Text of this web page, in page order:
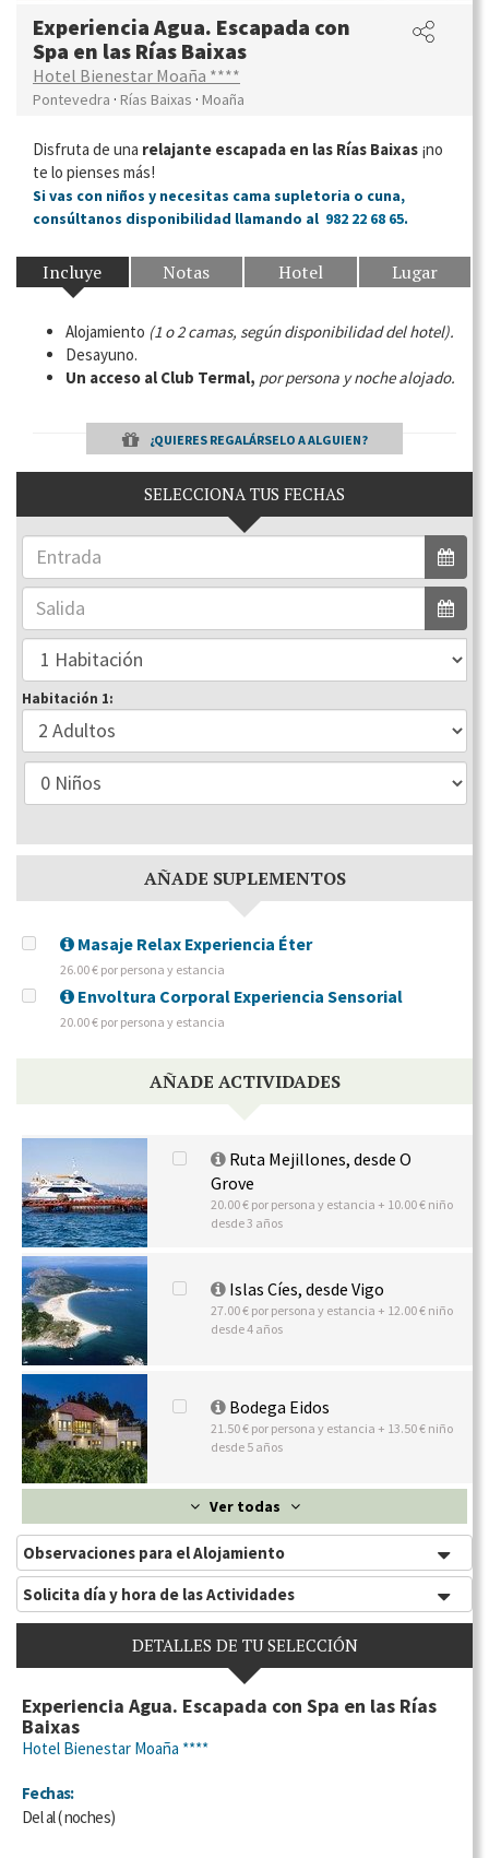
Experiencia Agua. Escapada con
Spa en las Rías Baixas
Hotel Bienestar Moaña ****
Pontevedra · Rías Baixas · Moaña
Disfruta de una relajante escapada en las Rías Baixas ¡no
te lo pienses más!
Si vas con niños y necesitas cama supletoria o cuna,
consúltanos disponibilidad llamando al 982 22 68 65.
Incluye Notas Hotel Lugar
Alojamiento (1 o 2 camas, según disponibilidad del hotel).
Desayuno.
Un acceso al Club Termal, por persona y noche alojado.
¿QUIERES REGALÁRSELO A ALGUIEN?
SELECCIONA TUS FECHAS
Habitación 1:
AÑADE SUPLEMENTOS
Masaje Relax Experiencia Éter
26.00 € por persona y estancia
Envoltura Corporal Experiencia Sensorial
20.00 € por persona y estancia
AÑADE ACTIVIDADES
Ruta Mejillones, desde O
Grove
20.00 € por persona y estancia + 10.00 € niño
desde 3 años
Islas Cíes, desde Vigo
27.00 € por persona y estancia + 12.00 € niño
desde 4 años
Bodega Eidos
21.50 € por persona y estancia + 13.50 € niño
desde 5 años
Ver todas
Observaciones para el Alojamiento
Solicita día y hora de las Actividades
DETALLES DE TU SELECCIÓN
Experiencia Agua. Escapada con Spa en las Rías
Baixas
Hotel Bienestar Moaña ****
Fechas:
Delal(noches)